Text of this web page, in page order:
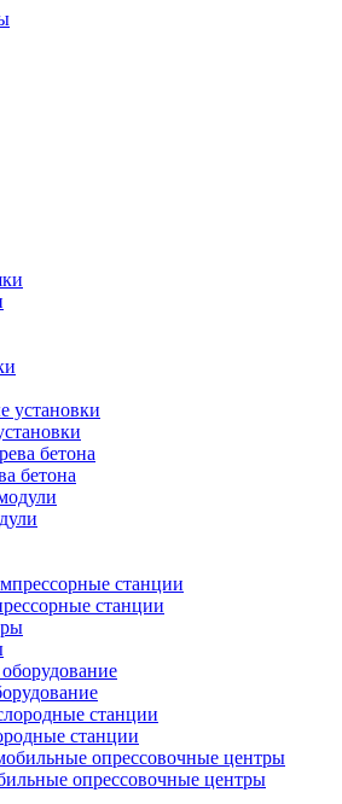
бетона
станции
станции
опрессовочные центры